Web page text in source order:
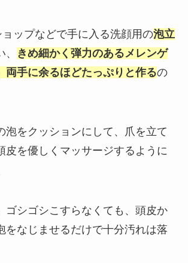
ップなどで手に入る洗顔用の泡立
きめ細かく弾力のあるメレンゲ
両手に余るほどたっぷりと作るの
泡をクッションにして、爪を立て
皮を優しくマッサージするように
ゴシゴシこすらなくても、頭皮か
をなじませるだけで十分汚れは落